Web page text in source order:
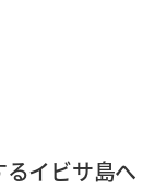
イビサ島へ